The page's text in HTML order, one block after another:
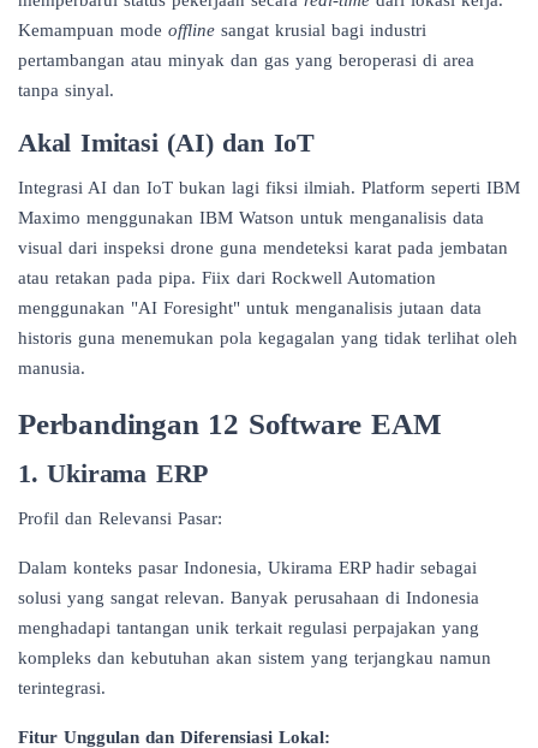
Kemampuan mode offline sangat krusial bagi industri
pertambangan atau minyak dan gas yang beroperasi di area
tanpa sinyal.
Akal Imitasi (AI) dan IoT
Integrasi AI dan IoT bukan lagi fiksi ilmiah. Platform seperti IBM
Maximo menggunakan IBM Watson untuk menganalisis data
visual dari inspeksi drone guna mendeteksi karat pada jembatan
atau retakan pada pipa. Fiix dari Rockwell Automation
menggunakan "AI Foresight" untuk menganalisis jutaan data
historis guna menemukan pola kegagalan yang tidak terlihat oleh
manusia.
Perbandingan 12 Software EAM
1. Ukirama ERP
Profil dan Relevansi Pasar:
Dalam konteks pasar Indonesia, Ukirama ERP hadir sebagai
solusi yang sangat relevan. Banyak perusahaan di Indonesia
menghadapi tantangan unik terkait regulasi perpajakan yang
kompleks dan kebutuhan akan sistem yang terjangkau namun
terintegrasi.
Fitur Unggulan dan Diferensiasi Lokal: